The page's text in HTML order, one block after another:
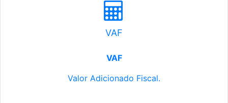
VAF
VAF
Valor Adicionado Fiscal.